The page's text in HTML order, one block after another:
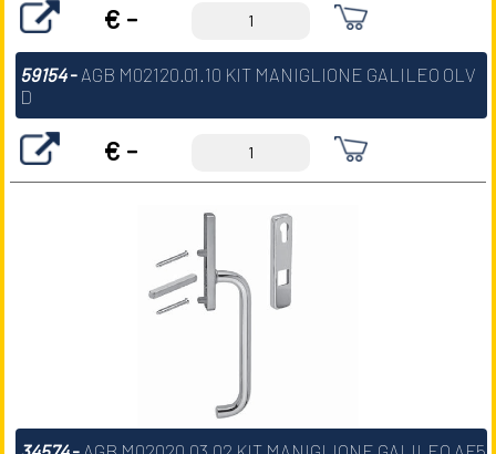
€ -
59154- AGB M02120.01.10 KIT MANIGLIONE GALILEO OLV
D
€ -